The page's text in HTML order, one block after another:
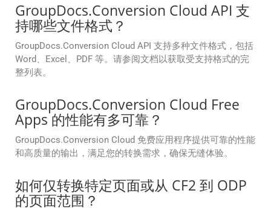
GroupDocs.Conversion Cloud API 支
持哪些文件格式？
GroupDocs.Conversion Cloud API 支持多种文件格式，包括
Word、Excel、PDF 等。请参阅文档以获取受支持格式的完
整列表。
GroupDocs.Conversion Cloud Free
Apps 的性能有多可靠？
GroupDocs.Conversion Cloud 免费应用程序提供可靠的性能
和高质量的输出，满足您的转换需求，确保无缝体验。
如何仅转换特定页面或从 CF2 到 ODP
的页面范围？